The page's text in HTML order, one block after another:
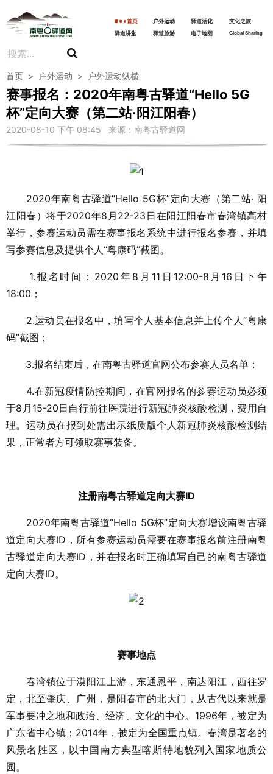
首页 户外运动 驿道活化
文化之旅
驿道讲堂
驿道旅游 电子地图 Global Sharing
首页 > 户外运动 > 户外运动纵横
赛事报名：2020年南粤古驿道“Hello 5G
杯”定向大赛（第二站·阳江阳春）
2020-08-10 下午 08:45 来源：南粤古驿道网
2020年南粤古驿道“Hello 5G杯”定向大赛（第二站· 阳
江阳春）将于2020年8月22-23日在阳江阳春市春湾镇高村
举行，参赛运动员需在赛事报名系统中进行报名参赛，并填
写参赛信息及提供个人“粤康码”截图。
1.报名时间：2020年8月11日12:00-8月16日下午
18:00；
2.运动员在报名中，填写个人基本信息并上传个人“粤康
码”截图；
3.报名结束后，在南粤古驿道官网公布参赛人员名单；
4.在新冠疫情防控期间，在官网报名的参赛运动员必须
于8月15-20日自行前往医院进行新冠肺炎核酸检测，费用自
理。运动员在报到处需出示纸质版个人新冠肺炎核酸检测结
果，正常者方可领取赛事装备。
注册南粤古驿道定向大赛ID
2020年南粤古驿道“Hello 5G杯”定向大赛增设南粤古驿
道定向大赛ID，所有参赛运动员需要在赛事报名前注册南粤
古驿道定向大赛ID，并在报名时正确填写自己的南粤古驿道
定向大赛ID。
赛事地点
春湾镇位于漠阳江上游，东通恩平，南达阳江，西往罗
定，北至肇庆、广州，是阳春市的北大门，从古代以来就是
军事要冲之地和政治、经济、文化的中心。1996年，被定为
广东省中心镇；2014年，被定为全国重点镇。春湾是著名的
风景名胜区，以中国南方典型喀斯特地貌列入国家地质公
园。